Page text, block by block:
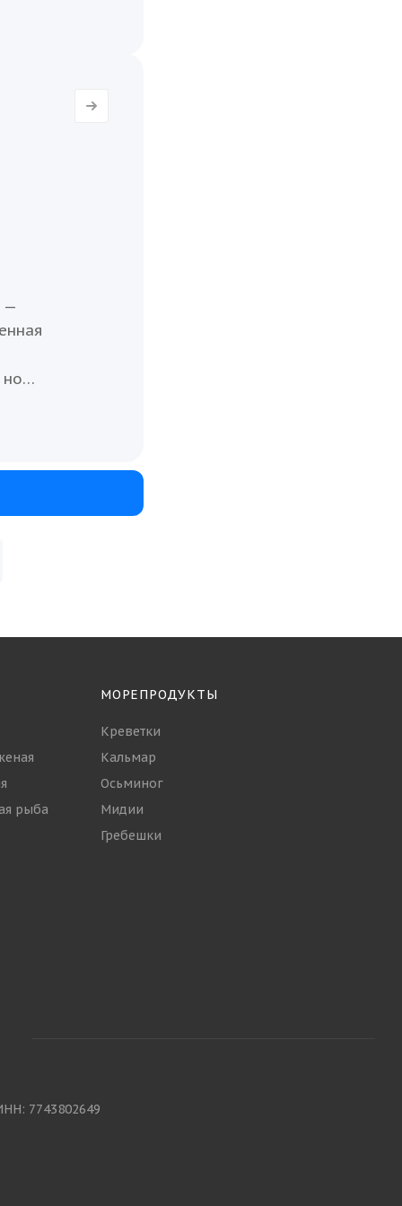
—
но
рыба
МОРЕПРОДУКТЫ
Креветки
Кальмар
Осьминог
Мидии
Гребешки
7743802649